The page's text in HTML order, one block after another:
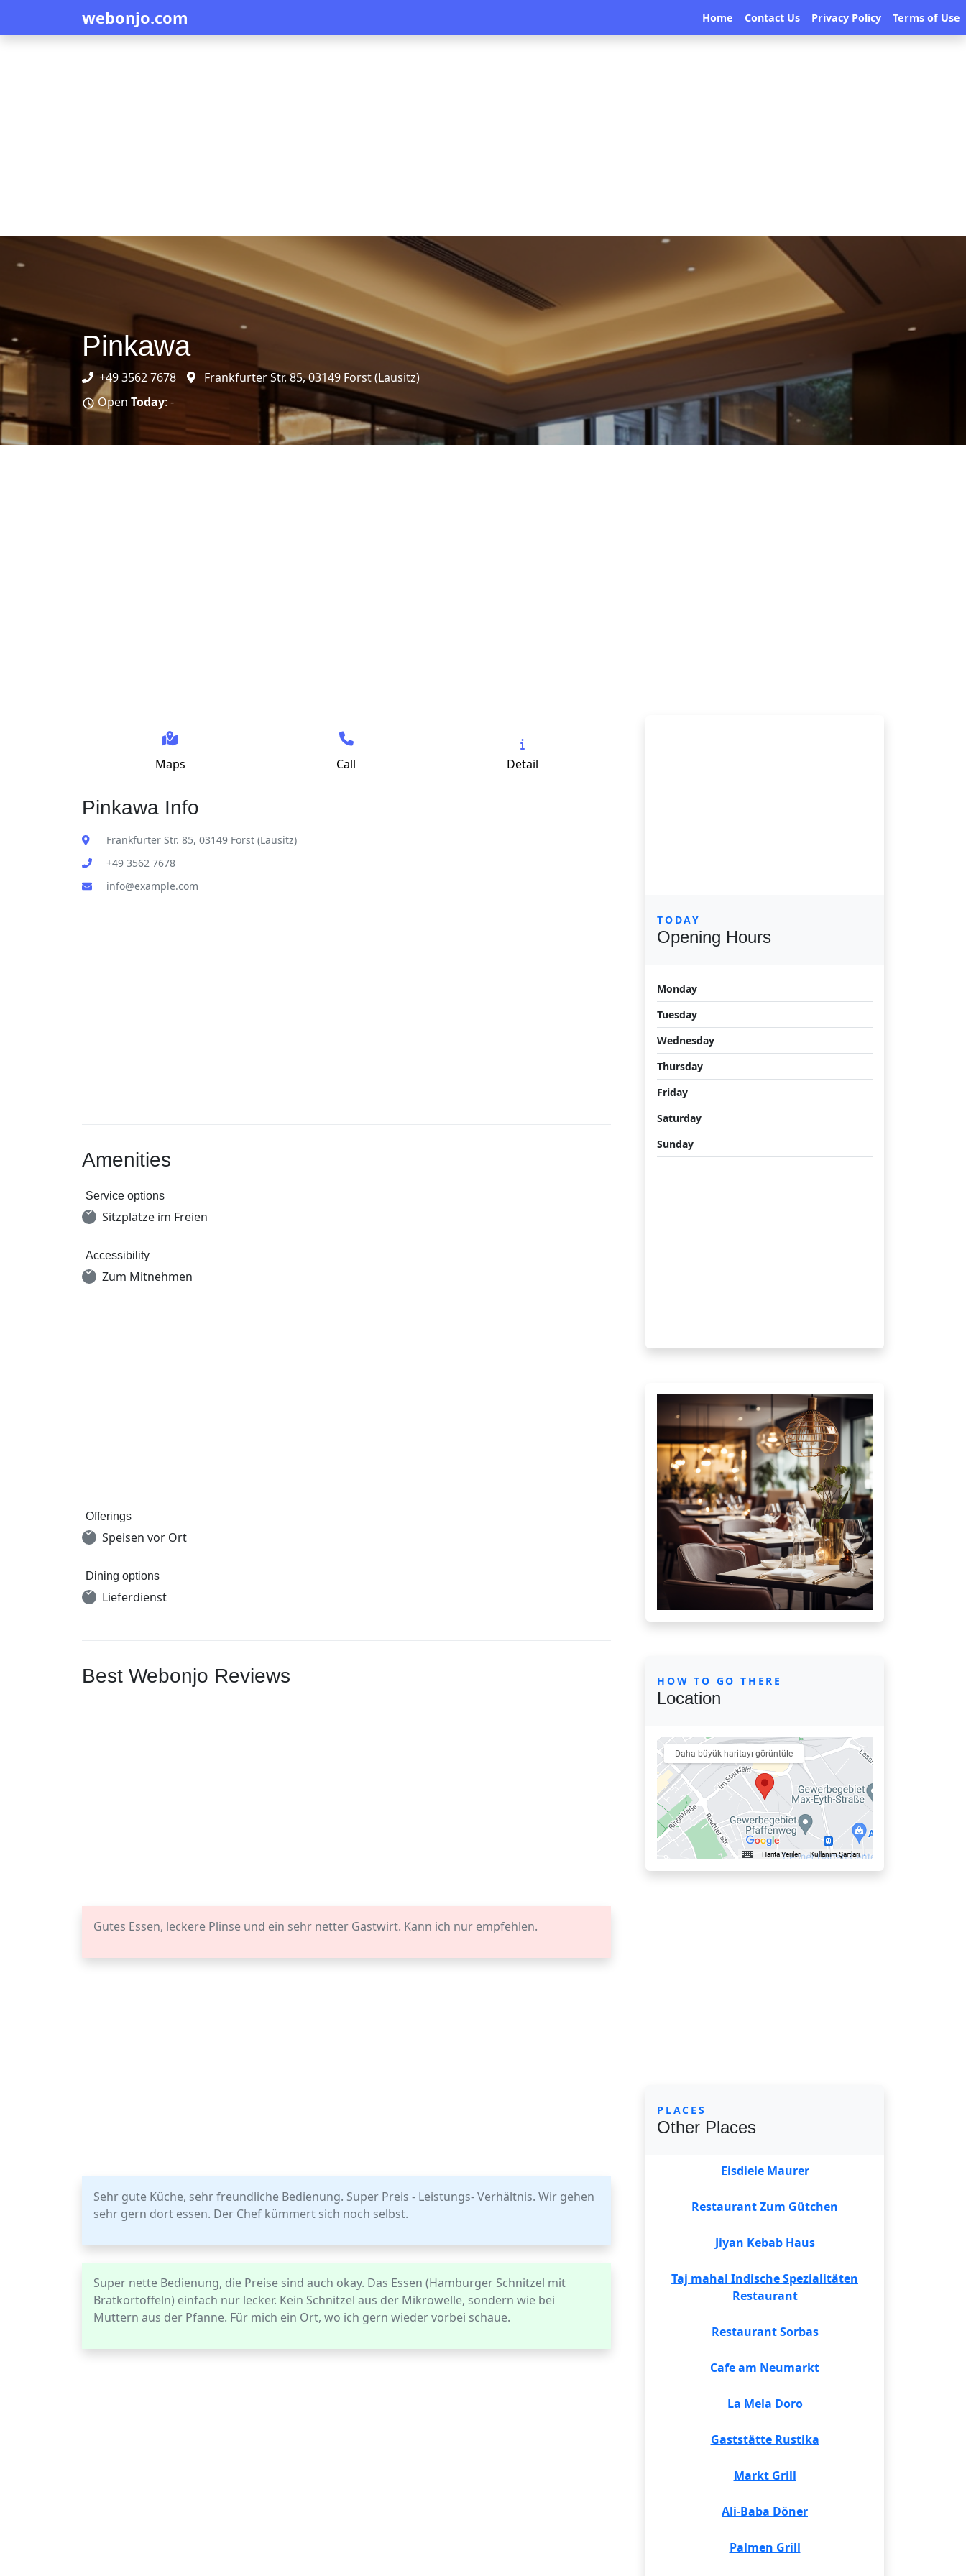
webonjo.com Home Contact Us Privacy Policy Terms of Use
Pinkawa
+49 3562 7678
Frankfurter Str. 85, 03149 Forst (Lausitz)
Open Today: -
Maps Call Detail
Pinkawa Info
Frankfurter Str. 85, 03149 Forst (Lausitz)
+49 3562 7678
info@example.com
Amenities
Service options
Sitzplätze im Freien
Accessibility
Zum Mitnehmen
Offerings
Speisen vor Ort
Dining options
Lieferdienst
Best Webonjo Reviews
Gutes Essen, leckere Plinse und ein sehr netter Gastwirt. Kann ich nur empfehlen.
Sehr gute Küche, sehr freundliche Bedienung. Super Preis - Leistungs- Verhältnis. Wir gehen
sehr gern dort essen. Der Chef kümmert sich noch selbst.
Super nette Bedienung, die Preise sind auch okay. Das Essen (Hamburger Schnitzel mit
Bratkortoffeln) einfach nur lecker. Kein Schnitzel aus der Mikrowelle, sondern wie bei
Muttern aus der Pfanne. Für mich ein Ort, wo ich gern wieder vorbei schaue.
TODAY
Opening Hours
Monday
Tuesday
Wednesday
Thursday
Friday
Saturday
Sunday
HOW TO GO THERE
Location
PLACES
Other Places
Eisdiele Maurer
Restaurant Zum Gütchen
Jiyan Kebab Haus
Taj mahal Indische Spezialitäten
Restaurant
Restaurant Sorbas
Cafe am Neumarkt
La Mela Doro
Gaststätte Rustika
Markt Grill
Ali-Baba Döner
Palmen Grill